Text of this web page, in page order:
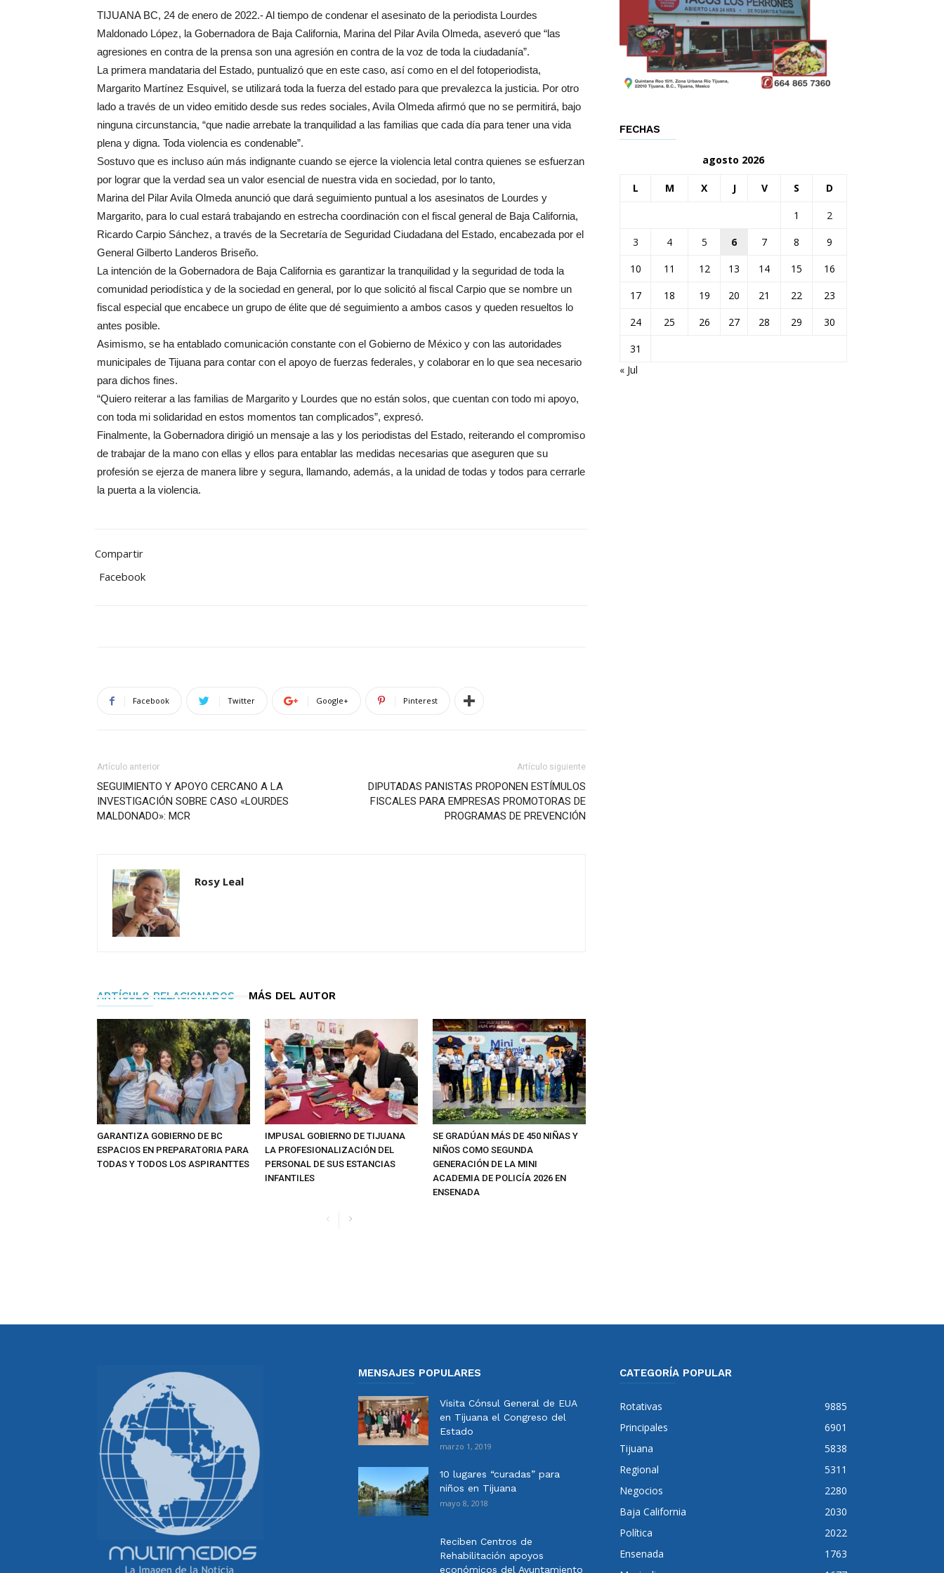
TIJUANA BC, 24 de enero de 2022.- Al tiempo de condenar el asesinato de la periodista Lourdes
Maldonado López, la Gobernadora de Baja California, Marina del Pilar Avila Olmeda, aseveró que “las
agresiones en contra de la prensa son una agresión en contra de la voz de toda la ciudadanía”.
La primera mandataria del Estado, puntualizó que en este caso, así como en el del fotoperiodista,
Margarito Martínez Esquivel, se utilizará toda la fuerza del estado para que prevalezca la justicia. Por otro
lado a través de un video emitido desde sus redes sociales, Avila Olmeda afirmó que no se permitirá, bajo
ninguna circunstancia, “que nadie arrebate la tranquilidad a las familias que cada día para tener una vida
plena y digna. Toda violencia es condenable”.
Sostuvo que es incluso aún más indignante cuando se ejerce la violencia letal contra quienes se esfuerzan
por lograr que la verdad sea un valor esencial de nuestra vida en sociedad, por lo tanto,
Marina del Pilar Avila Olmeda anunció que dará seguimiento puntual a los asesinatos de Lourdes y
Margarito, para lo cual estará trabajando en estrecha coordinación con el fiscal general de Baja California,
Ricardo Carpio Sánchez, a través de la Secretaría de Seguridad Ciudadana del Estado, encabezada por el
General Gilberto Landeros Briseño.
La intención de la Gobernadora de Baja California es garantizar la tranquilidad y la seguridad de toda la
comunidad periodística y de la sociedad en general, por lo que solicitó al fiscal Carpio que se nombre un
fiscal especial que encabece un grupo de élite que dé seguimiento a ambos casos y queden resueltos lo
antes posible.
Asimismo, se ha entablado comunicación constante con el Gobierno de México y con las autoridades
municipales de Tijuana para contar con el apoyo de fuerzas federales, y colaborar en lo que sea necesario
para dichos fines.
“Quiero reiterar a las familias de Margarito y Lourdes que no están solos, que cuentan con todo mi apoyo,
con toda mi solidaridad en estos momentos tan complicados”, expresó.
Finalmente, la Gobernadora dirigió un mensaje a las y los periodistas del Estado, reiterando el compromiso
de trabajar de la mano con ellas y ellos para entablar las medidas necesarias que aseguren que su
profesión se ejerza de manera libre y segura, llamando, además, a la unidad de todas y todos para cerrarle
la puerta a la violencia.
Compartir
Facebook
Facebook Twitter Google+ Pinterest
Artículo anterior
SEGUIMIENTO Y APOYO CERCANO A LA
INVESTIGACIÓN SOBRE CASO «LOURDES
MALDONADO»: MCR
Artículo siguiente
DIPUTADAS PANISTAS PROPONEN ESTÍMULOS
FISCALES PARA EMPRESAS PROMOTORAS DE
PROGRAMAS DE PREVENCIÓN
Rosy Leal
ARTÍCULO RELACIONADOS MÁS DEL AUTOR
GARANTIZA GOBIERNO DE BC
ESPACIOS EN PREPARATORIA PARA
TODAS Y TODOS LOS ASPIRANTTES
IMPUSAL GOBIERNO DE TIJUANA
LA PROFESIONALIZACIÓN DEL
PERSONAL DE SUS ESTANCIAS
INFANTILES
SE GRADÚAN MÁS DE 450 NIÑAS Y
NIÑOS COMO SEGUNDA
GENERACIÓN DE LA MINI
ACADEMIA DE POLICÍA 2026 EN
ENSENADA
FECHAS
agosto 2026
L M X J V S D
1
2
3
4 5 6 7 8
9
10
11 12 13 14 15
16
17
18 19 20 21 22
23
24
25 26 27 28 29
30
31
« Jul
MENSAJES POPULARES
Visita Cónsul General de EUA
en Tijuana el Congreso del
Estado
marzo 1, 2019
10 lugares “curadas” para
niños en Tijuana
mayo 8, 2018
Reciben Centros de
Rehabilitación apoyos
económicos del Ayuntamiento
CATEGORÍA POPULAR
Rotativas
9885
Principales
6901
Tijuana
5838
Regional
5311
Negocios
2280
Baja California
2030
Política
2022
Ensenada
1763